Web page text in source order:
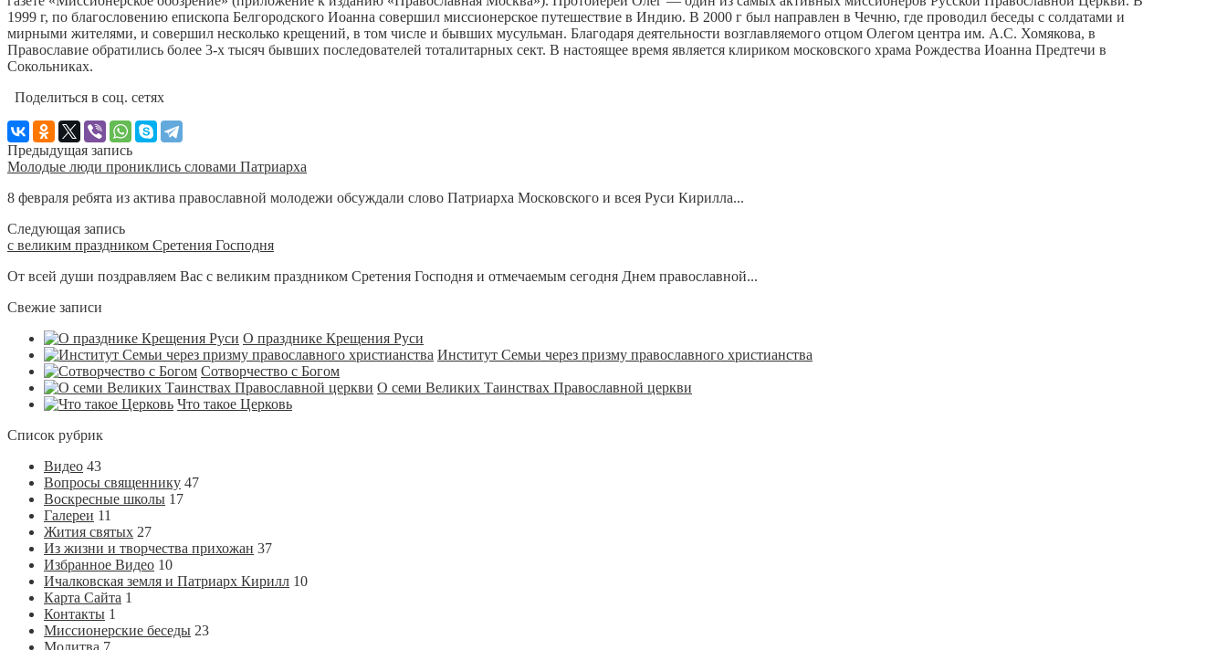
1999 г, по благословению епископа Белгородского Иоанна совершил миссионерское путешествие в Индию. В 2000 г был направлен в Чечню, где проводил беседы с солдатами и
мирными жителями, и совершил несколько крещений, в том числе и бывших мусульман. Благодаря деятельности возглавляемого отцом Олегом центра им. А.С. Хомякова, в
Православие обратились более 3-х тысяч бывших последователей тоталитарных сект. В настоящее время является клириком московского храма Рождества Иоанна Предтечи в
Сокольниках.
Поделиться в соц. сетях
Предыдущая запись
Молодые люди прониклись словами Патриарха
8 февраля ребята из актива православной молодежи обсуждали слово Патриарха Московского и всея Руси Кирилла...
Следующая запись
с великим праздником Сретения Господня
От всей души поздравляем Вас с великим праздником Сретения Господня и отмечаемым сегодня Днем православной...
Свежие записи
О празднике Крещения Руси
Институт Семьи через призму православного христианства
Сотворчество с Богом
О семи Великих Таинствах Православной церкви
Что такое Церковь
Список рубрик
Видео 43
Вопросы священнику 47
Воскресные школы 17
Галереи 11
Жития святых 27
Из жизни и творчества прихожан 37
Избранное Видео 10
Ичалковская земля и Патриарх Кирилл 10
Карта Сайта 1
Контакты 1
Миссионерские беседы 23
Молитва 7